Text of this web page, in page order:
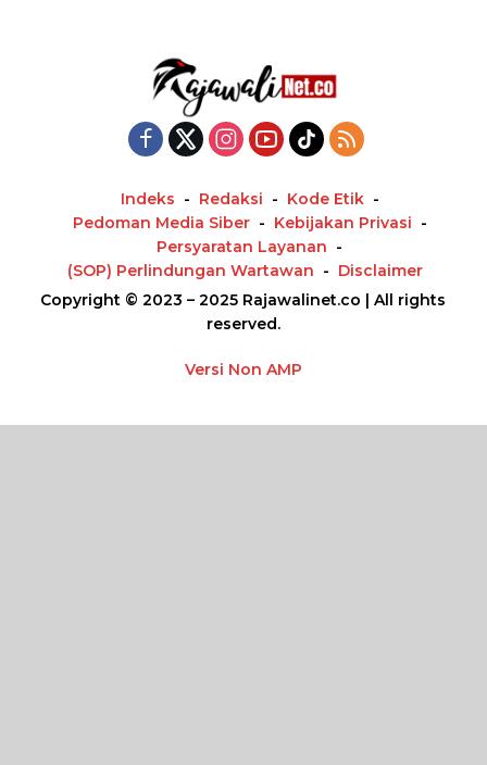
Indeks Redaksi
Kode Etik
Pedoman Media Siber
Kebijakan Privasi
Persyaratan Layanan
(SOP) Perlindungan Wartawan
Disclaimer
Copyright © 2023 – 2025 Rajawalinet.co | All rights
reserved.
Versi Non AMP